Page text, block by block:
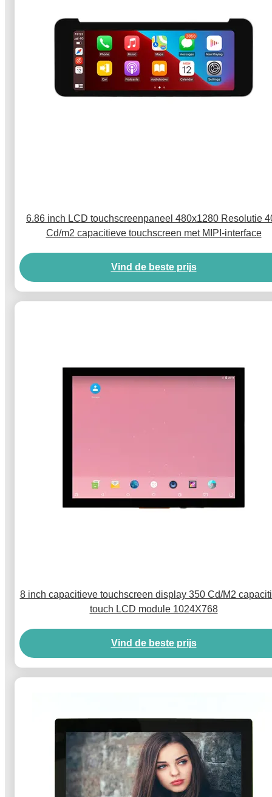
6.86 inch LCD touchscreenpaneel 480x1280 Resolutie
Cd/m2 capacitieve touchscreen met MIPI-interface
Vind de beste prijs
8 inch capacitieve touchscreen display 350 Cd/M2
touch LCD module 1024X768
Vind de beste prijs